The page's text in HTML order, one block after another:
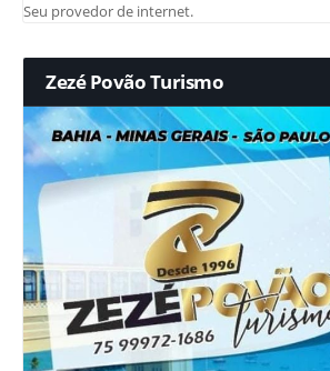
Seu provedor de internet.
Zezé Povão Turismo